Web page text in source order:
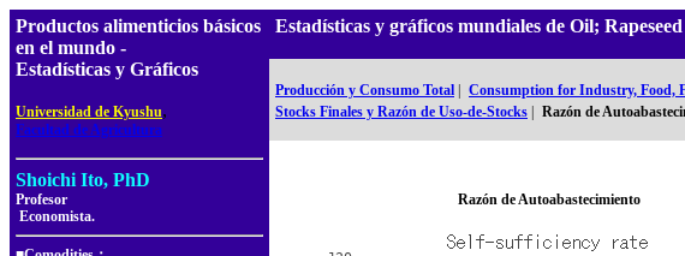
Productos alimenticios básicos
en el mundo -
Estadísticas y Gráficos
Universidad de Kyushu,
Facultad de Agricultura
Shoichi Ito, PhD
Profesor
Economista.
Estadísticas y gráficos mundiales de Oil;
Producción y Consumo Total Consumption for Industry, Food,
Stocks Finales y Razón de Uso-de-Stocks
Razón de
Razón de Autoabastecimiento